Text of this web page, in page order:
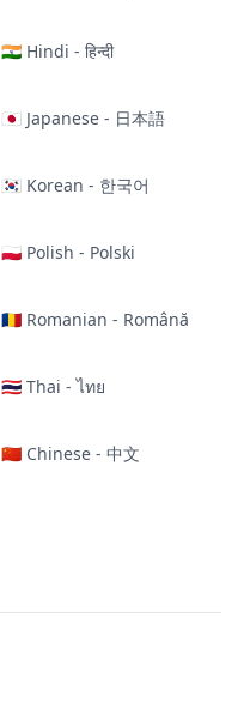
🇮🇳 Hindi - हिन्दी
🇯🇵 Japanese - 日本語
🇰🇷 Korean - 한국어
🇵🇱 Polish - Polski
🇷🇴 Romanian - Română
🇹🇭 Thai - ไทย
🇨🇳 Chinese - 中文